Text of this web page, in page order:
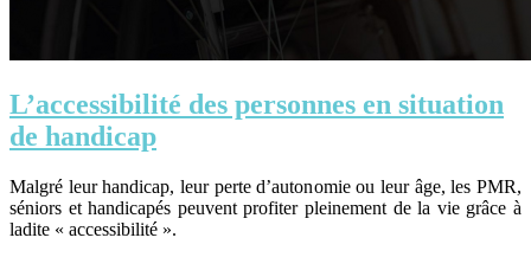
L’accessibilité des personnes en situation
de handicap
Malgré leur handicap, leur perte d’autonomie ou leur âge, les PMR,
séniors et handicapés peuvent profiter pleinement de la vie grâce à
ladite « accessibilité ».